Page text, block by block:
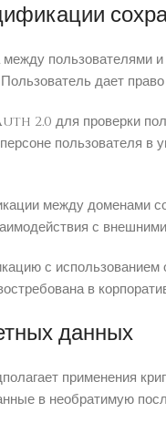
дает
для проверки
пользователя
между доменами
с
с
в
данных
применения
в необратимую